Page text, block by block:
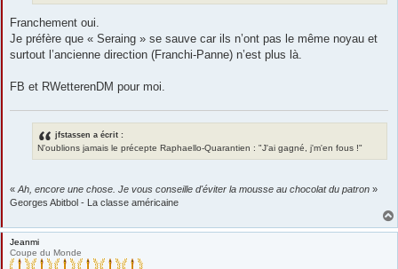
Franchement oui.
Je préfère que « Seraing » se sauve car ils n’ont pas le même noyau et
surtout l’ancienne direction (Franchi-Panne) n’est plus là.
FB et RWetterenDM pour moi.
jfstassen a écrit :
N'oublions jamais le précepte Raphaello-Quarantien : "J'ai gagné, j'm'en fous !"
« Ah, encore une chose. Je vous conseille d'éviter la mousse au chocolat du patron »
Georges Abitbol - La classe américaine
Jeanmi
Coupe du Monde